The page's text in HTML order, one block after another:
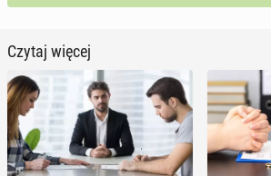
Czytaj więcej